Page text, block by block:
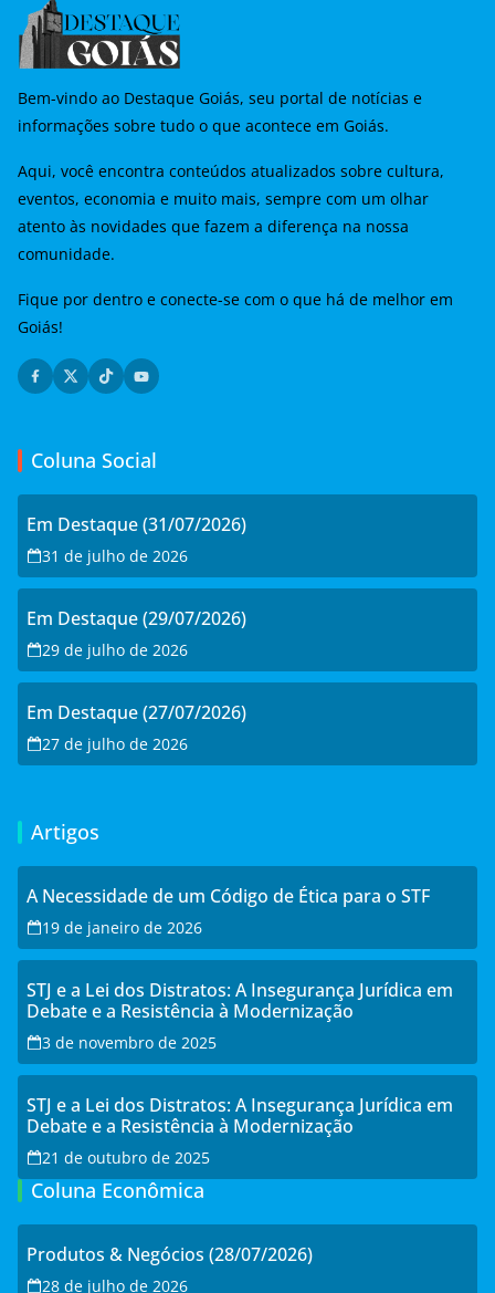
Bem-vindo ao Destaque Goiás, seu portal de notícias e
informações sobre tudo o que acontece em Goiás.
Aqui, você encontra conteúdos atualizados sobre cultura,
eventos, economia e muito mais, sempre com um olhar
atento às novidades que fazem a diferença na nossa
comunidade.
Fique por dentro e conecte-se com o que há de melhor em
Goiás!
Coluna Social
Em Destaque (31/07/2026)
31 de julho de 2026
Em Destaque (29/07/2026)
29 de julho de 2026
Em Destaque (27/07/2026)
27 de julho de 2026
Artigos
A Necessidade de um Código de Ética para o STF
19 de janeiro de 2026
STJ e a Lei dos Distratos: A Insegurança Jurídica em
Debate e a Resistência à Modernização
3 de novembro de 2025
STJ e a Lei dos Distratos: A Insegurança Jurídica em
Debate e a Resistência à Modernização
21 de outubro de 2025
Coluna Econômica
Produtos & Negócios (28/07/2026)
28 de julho de 2026